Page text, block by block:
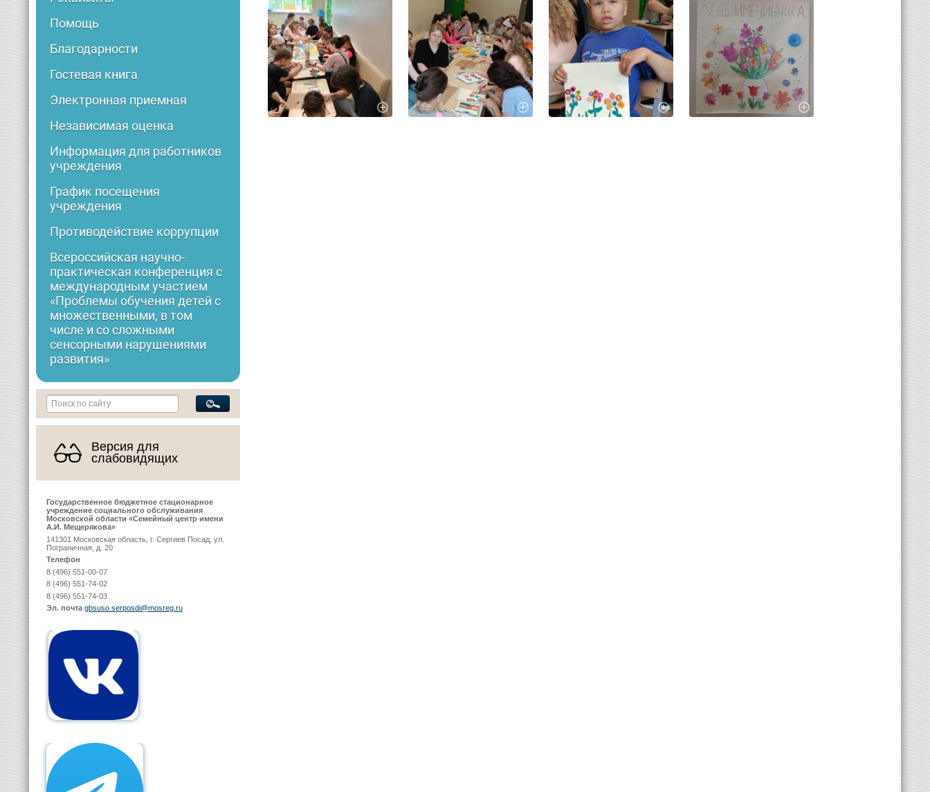
Помощь
Благодарности
Гостевая книга
Электронная приемная
Независимая оценка
Информация для работников
учреждения
График посещения
учреждения
Противодействие коррупции
Всероссийская научно-
практическая конференция с
международным участием
«Проблемы обучения детей с
множественными, в том
числе и со сложными
сенсорными нарушениями
развития»
Версия для
слабовидящих
Государственное бюджетное стационарное
учреждение социального обслуживания
Московской области «Семейный центр имени
А.И. Мещерякова»
141301 Московская область, г. Сергиев Посад, ул.
Пограничная, д. 20
Телефон
8 (496) 551-00-07
8 (496) 551-74-02
8 (496) 551-74-03
Эл. почта gbsuso.serposdi@mosreg.ru